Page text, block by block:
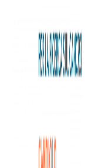
tratta dello
Irccs coordinato
di Cambridge,